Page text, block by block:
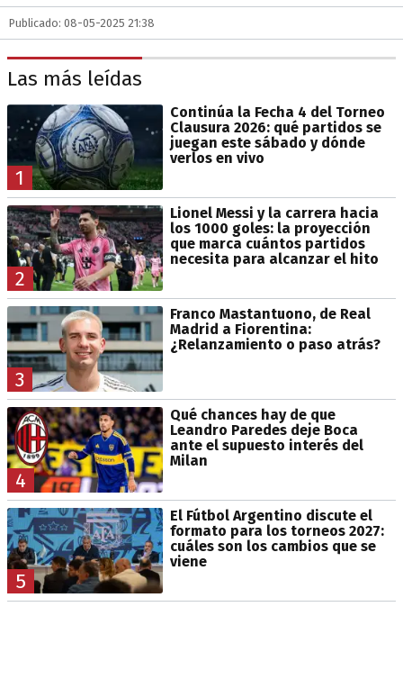
Publicado: 08-05-2025 21:38
Las más leídas
1
Continúa la Fecha 4 del Torneo
Clausura 2026: qué partidos se
juegan este sábado y dónde
verlos en vivo
2
Lionel Messi y la carrera hacia
los 1000 goles: la proyección
que marca cuántos partidos
necesita para alcanzar el hito
3
Franco Mastantuono, de Real
Madrid a Fiorentina:
¿Relanzamiento o paso atrás?
4
Qué chances hay de que
Leandro Paredes deje Boca
ante el supuesto interés del
Milan
5
El Fútbol Argentino discute el
formato para los torneos 2027:
cuáles son los cambios que se
viene